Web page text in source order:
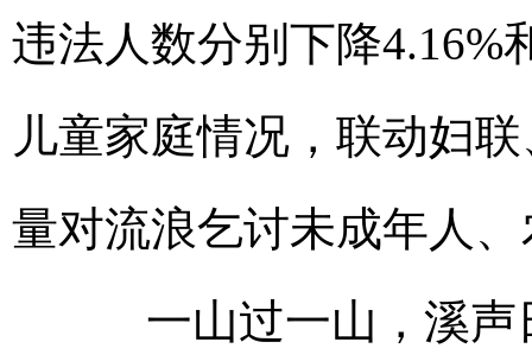
违法人数分别下降4.16%
儿童家庭情况，联动妇
量对流浪乞讨未成年人
一山过一山，溪声